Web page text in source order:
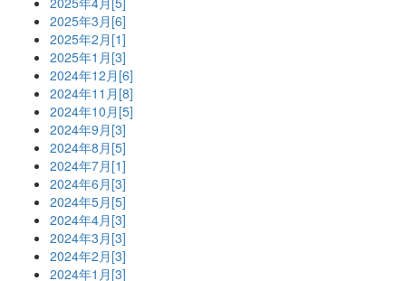
2025年3月[6]
2025年2月[1]
2025年1月[3]
2024年12月[6]
2024年11月[8]
2024年10月[5]
2024年9月[3]
2024年8月[5]
2024年7月[1]
2024年6月[3]
2024年5月[5]
2024年4月[3]
2024年3月[3]
2024年2月[3]
2024年1月[3]